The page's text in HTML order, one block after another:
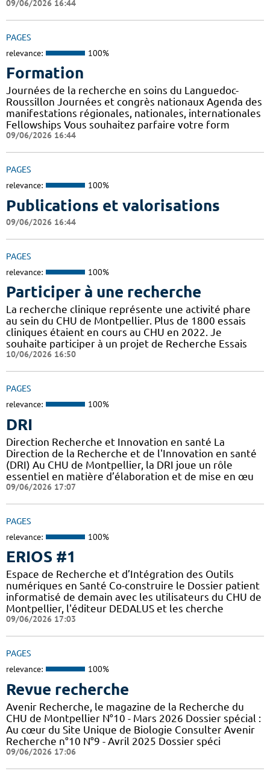
09/06/2026 16:44
PAGES
relevance: 100%
Formation
Journées de la recherche en soins du Languedoc-
Roussillon Journées et congrès nationaux Agenda des
manifestations régionales, nationales, internationales
Fellowships Vous souhaitez parfaire votre form
09/06/2026 16:44
PAGES
relevance: 100%
Publications et valorisations
09/06/2026 16:44
PAGES
relevance: 100%
Participer à une recherche
La recherche clinique représente une activité phare
au sein du CHU de Montpellier. Plus de 1800 essais
cliniques étaient en cours au CHU en 2022. Je
souhaite participer à un projet de Recherche Essais
10/06/2026 16:50
PAGES
relevance: 100%
DRI
Direction Recherche et Innovation en santé La
Direction de la Recherche et de l'Innovation en santé
(DRI) Au CHU de Montpellier, la DRI joue un rôle
essentiel en matière d’élaboration et de mise en œu
09/06/2026 17:07
PAGES
relevance: 100%
ERIOS #1
Espace de Recherche et d’Intégration des Outils
numériques en Santé Co-construire le Dossier patient
informatisé de demain avec les utilisateurs du CHU de
Montpellier, l'éditeur DEDALUS et les cherche
09/06/2026 17:03
PAGES
relevance: 100%
Revue recherche
Avenir Recherche, le magazine de la Recherche du
CHU de Montpellier N°10 - Mars 2026 Dossier spécial :
Au cœur du Site Unique de Biologie Consulter Avenir
Recherche n°10 N°9 - Avril 2025 Dossier spéci
09/06/2026 17:06